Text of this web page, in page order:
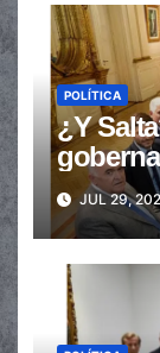
POLÍTICA
¿Y
JUL 29,